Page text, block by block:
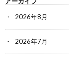
2026年8月
2026年7月